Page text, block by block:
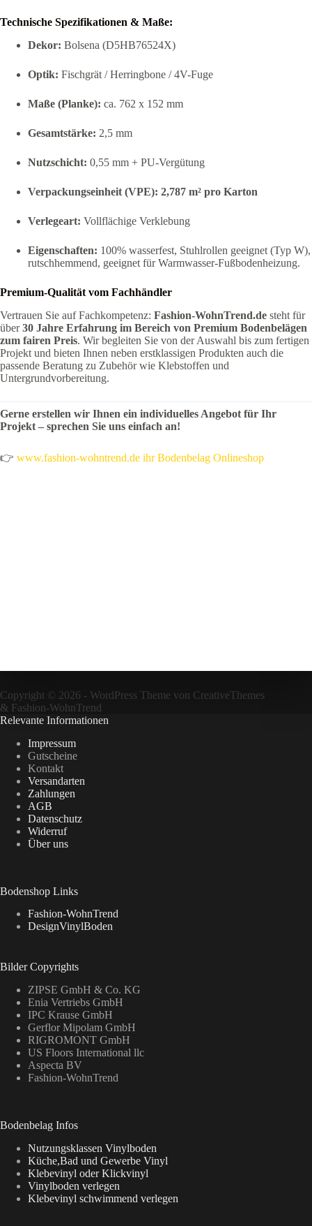
Technische Spezifikationen & Maße:
Dekor: Bolsena (D5HB76524X)
Optik: Fischgrät / Herringbone / 4V-Fuge
Maße (Planke): ca. 762 x 152 mm
Gesamtstärke: 2,5 mm
Nutzschicht: 0,55 mm + PU-Vergütung
Verpackungseinheit (VPE): 2,787 m² pro Karton
Verlegeart: Vollflächige Verklebung
Eigenschaften: 100% wasserfest, Stuhlrollen geeignet (Typ W),
rutschhemmend, geeignet für Warmwasser-Fußbodenheizung.
Premium-Qualität vom Fachhändler
Vertrauen Sie auf Fachkompetenz: Fashion-WohnTrend.de steht für
über30 Jahre Erfahrung im Bereich von Premium Bodenbelägen
zum fairen Preis. Wir begleiten Sie von der Auswahl bis zum fertigen
Projekt und bieten Ihnen neben erstklassigen Produkten auch die
passende Beratung zu Zubehör wie Klebstoffen und
Untergrundvorbereitung.
Gerne erstellen wir Ihnen ein individuelles Angebot für Ihr
Projekt – sprechen Sie uns einfach an!
👉 www.fashion-wohntrend.de ihr Bodenbelag Onlineshop
Copyright © 2026 - WordPress Theme von CreativeThemes
& Fashion-WohnTrend
Relevante Informationen
Impressum
Gutscheine
Kontakt
Versandarten
Zahlungen
AGB
Datenschutz
Widerruf
Über uns
Bodenshop Links
Fashion-WohnTrend
DesignVinylBoden
Bilder Copyrights
ZIPSE GmbH & Co. KG
Enia Vertriebs GmbH
IPC Krause GmbH
Gerflor Mipolam GmbH
RIGROMONT GmbH
US Floors International llc
Aspecta BV
Fashion-WohnTrend
Bodenbelag Infos
Nutzungsklassen Vinylboden
Küche,Bad und Gewerbe Vinyl
Klebevinyl oder Klickvinyl
Vinylboden verlegen
Klebevinyl schwimmend verlegen